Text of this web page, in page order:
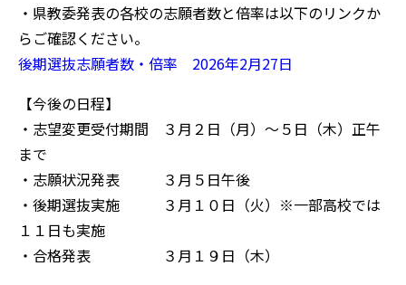
・県教委発表の各校の志願者数と倍率は以下のリンクか
らご確認ください。
後期選抜志願者数・倍率 2026年2月27日
【今後の日程】
・志望変更受付期間 ３月２日（月）～５日（木）正午
まで
・志願状況発表 ３月５日午後
・後期選抜実施 ３月１０日（火）※一部高校では
１１日も実施
・合格発表 ３月１９日（木）